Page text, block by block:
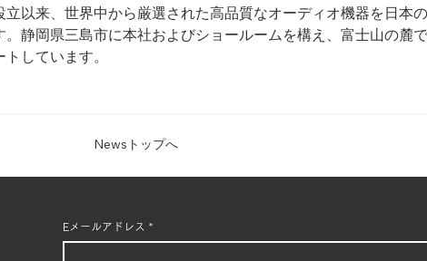
以来、世界中から厳選された高品質なオーディオ機器を日本
静岡県三島市に本社およびショールームを構え、富士山の麓
しています。
Newsトップへ
Eメールアドレス *